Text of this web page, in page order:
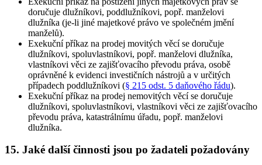
doručuje dlužníkovi, poddlužníkovi, popř. manželovi
dlužníka (je-li jiné majetkové právo ve společném jmění
manželů).
Exekuční příkaz na prodej movitých věcí se doručuje
dlužníkovi, spoluvlastníkovi, popř. manželovi dlužníka,
vlastníkovi věci ze zajišťovacího převodu práva, osobě
oprávněné k evidenci investičních nástrojů a v určitých
případech poddlužníkovi (§ 215 odst. 5 daňového řádu).
Exekuční příkaz na prodej nemovitých věcí se doručuje
dlužníkovi, spoluvlastníkovi, vlastníkovi věci ze zajišťovacího
převodu práva, katastrálnímu úřadu, popř. manželovi
dlužníka.
15. Jaké další činnosti jsou po žadateli požadovány